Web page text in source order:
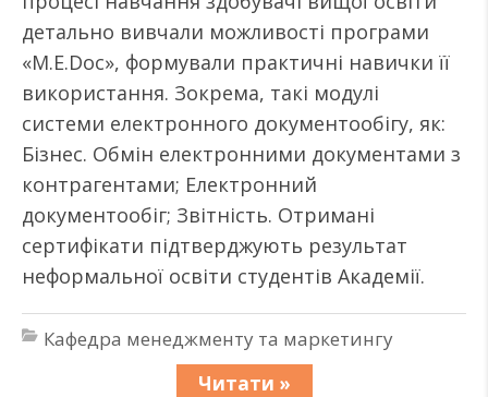
детально вивчали можливості програми
«M.E.Doc», формували практичні навички її
використання. Зокрема, такі модулі
системи електронного документообігу, як:
Бізнес. Обмін електронними документами з
контрагентами; Електронний
документообіг; Звітність. Отримані
сертифікати підтверджують результат
неформальної освіти студентів Академії.
Кафедра менеджменту та маркетингу
Читати »